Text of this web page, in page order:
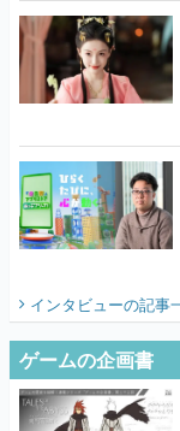
インタビューの記事